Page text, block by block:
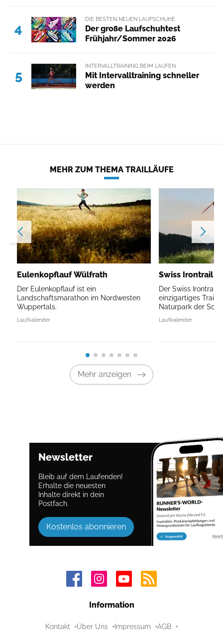
4
DIE BESTEN NEUEN LAUFSCHUHE
Der große Laufschuhtest
Frühjahr/Sommer 2026
5
INTERVALLTRAINING BEIM LAUFEN
Mit Intervalltraining schneller
werden
MEHR ZUM THEMA TRAILLÄUFE
Eulenkopflauf Wülfrath
Der Eulenkopflauf ist ein
Landschaftsmarathon im Nordwesten
Wuppertals.
Laufkalender
Swiss Irontrail
Der Swiss Irontrail
einzigartiges
Naturpark der
Laufkalender
Mehr anzeigen
Newsletter
Bleib auf dem Laufenden!
Erhalte die neuesten
Inhalte direkt in dein
Postfach.
Kostenlos abonnieren
Information
Kontakt Über Uns Impressum AGB